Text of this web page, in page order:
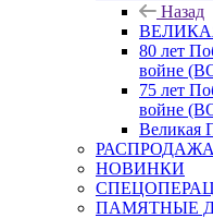
Назад
80 лет
войне
75 лет
войне
Великая
РАСПРОДАЖА
НОВИНКИ
ПАМЯТНЫЕ